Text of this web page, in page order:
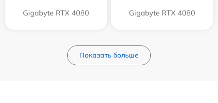
Gigabyte RTX 4080 Gigabyte RTX 4080
Показать больше